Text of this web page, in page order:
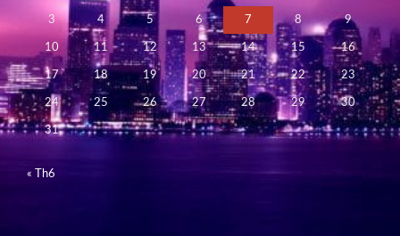
3 4 5 6 7 8 9
10 11 12 13 14 15 16
17 18 19 20 21 22 23
24 25 26 27 28 29 30
31
« Th6